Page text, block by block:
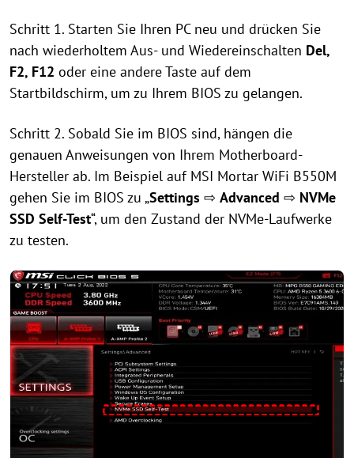
Schritt 1. Starten Sie Ihren PC neu und drücken Sie
nach wiederholtem Aus- und Wiedereinschalten Del,
F2, F12 oder eine andere Taste auf dem
Startbildschirm, um zu Ihrem BIOS zu gelangen.
Schritt 2. Sobald Sie im BIOS sind, hängen die
genauen Anweisungen von Ihrem Motherboard-
Hersteller ab. Im Beispiel auf MSI Mortar WiFi B550M
gehen Sie im BIOS zu „Settings ⇨ Advanced ⇨ NVMe
SSD Self-Test“, um den Zustand der NVMe-Laufwerke
zu testen.